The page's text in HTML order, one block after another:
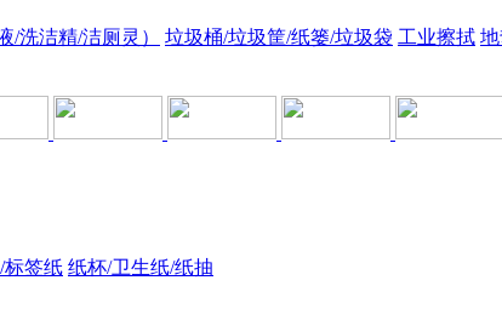
/洗洁精/洁厕灵）
垃圾桶/垃圾筐/纸篓/垃圾袋 工业擦拭
标签纸 纸杯/卫生纸/纸抽